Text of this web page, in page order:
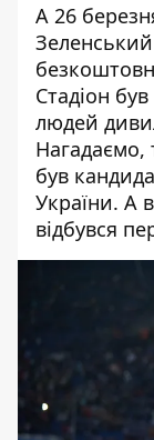
А 26
Зеленський
Стадіон
людей
Нагадаємо,
був
України. А
відбувся